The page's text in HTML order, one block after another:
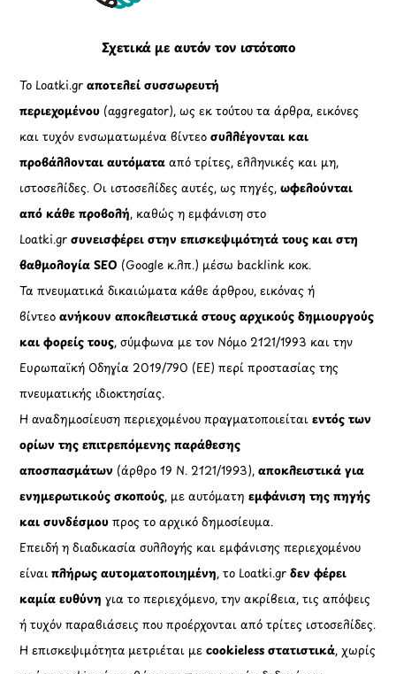
Σχετικά με αυτόν τον ιστότοπο
Το Loatki.grαποτελεί συσσωρευτή
περιεχομένου (aggregator), ως εκ τούτου τα άρθρα, εικόνες
και τυχόν ενσωματωμένα βίντεοσυλλέγονται και
προβάλλονται αυτόματααπό τρίτες, ελληνικές και μη,
ιστοσελίδες. Οι ιστοσελίδες αυτές, ως πηγές,ωφελούνται
από κάθε προβολή, καθώς η εμφάνιση στο
Loatki.gr συνεισφέρει στην επισκεψιμότητά τους και στη
βαθμολογία SEO (Google κ.λπ.) μέσω backlink κοκ.
Τα πνευματικά δικαιώματα κάθε άρθρου, εικόνας ή
βίντεοανήκουν αποκλειστικά στους αρχικούς δημιουργούς
και φορείς τους, σύμφωνα με τον Νόμο 2121/1993 και την
Ευρωπαϊκή Οδηγία 2019/790 (ΕΕ) περί προστασίας της
πνευματικής ιδιοκτησίας.
Η αναδημοσίευση περιεχομένου πραγματοποιείταιεντός των
ορίων της επιτρεπόμενης παράθεσης
αποσπασμάτων (άρθρο 19 Ν. 2121/1993), αποκλειστικά για
ενημερωτικούς σκοπούς, με αυτόματηεμφάνιση της πηγής
και συνδέσμου προς το αρχικό δημοσίευμα.
Επειδή η διαδικασία συλλογής και εμφάνισης περιεχομένου
είναιπλήρως αυτοματοποιημένη, το Loatki.grδεν φέρει
καμία ευθύνη για το περιεχόμενο, την ακρίβεια, τις απόψεις
ή τυχόν παραβιάσεις που προέρχονται από τρίτες ιστοσελίδες.
Η επισκεψιμότητα μετριέται μεcookieless στατιστικά, χωρίς